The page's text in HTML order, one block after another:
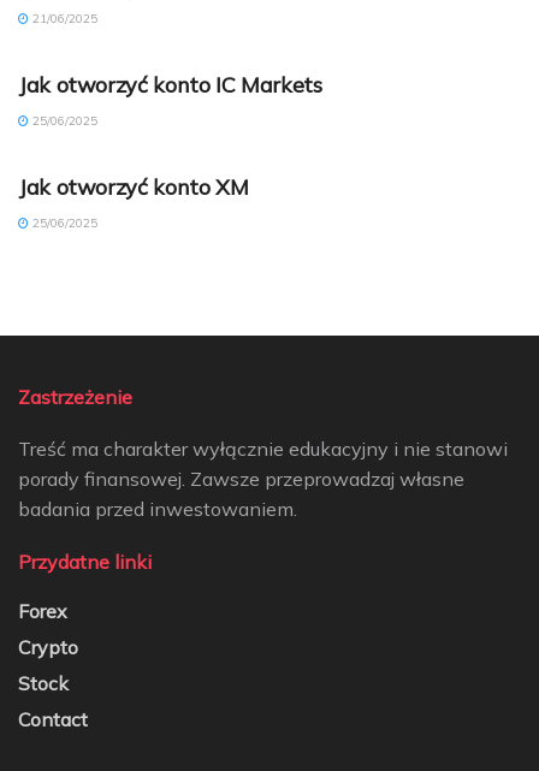
21/06/2025
Jak otworzyć konto IC Markets
25/06/2025
Jak otworzyć konto XM
25/06/2025
Zastrzeżenie
Treść ma charakter wyłącznie edukacyjny i nie stanowi
porady finansowej. Zawsze przeprowadzaj własne
badania przed inwestowaniem.
Przydatne linki
Forex
Crypto
Stock
Contact